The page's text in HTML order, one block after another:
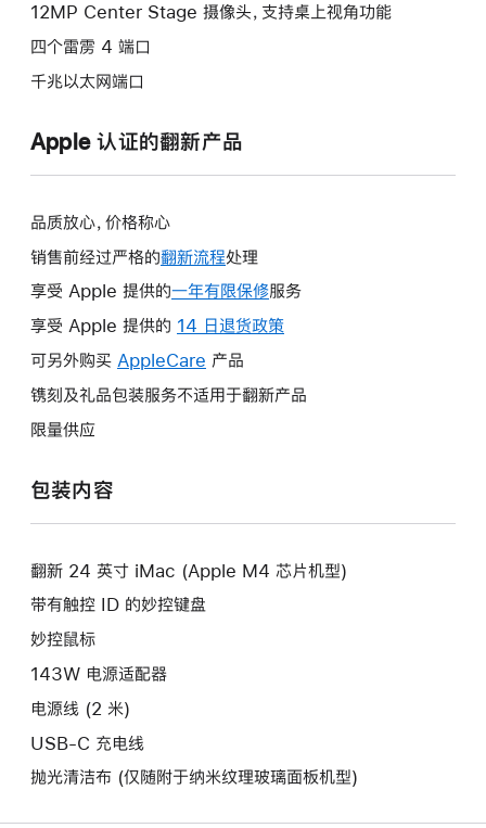
12MP Center Stage 摄像头，支持桌上视角功能
四个雷雳 4 端口
千兆以太网端口
Apple 认证的翻新产品
品质放心，价格称心
销售前经过严格的翻新流程处理
享受 Apple 提供的一年有限保修此
操
打
服务
享受 Apple 提供的 14 日退货政策
将
口。
可另外购买 AppleCare 此
操
新
窗
产品
镌刻及礼品包装服务不适用于翻新产品
限量供应
包装内容
翻新 24 英寸 iMac (Apple M4 芯片机型)
带有触控 ID 的妙控键盘
妙控鼠标
143W 电源适配器
电源线 (2 米)
USB-C 充电线
抛光清洁布 (仅随附于纳米纹理玻璃面板机型)